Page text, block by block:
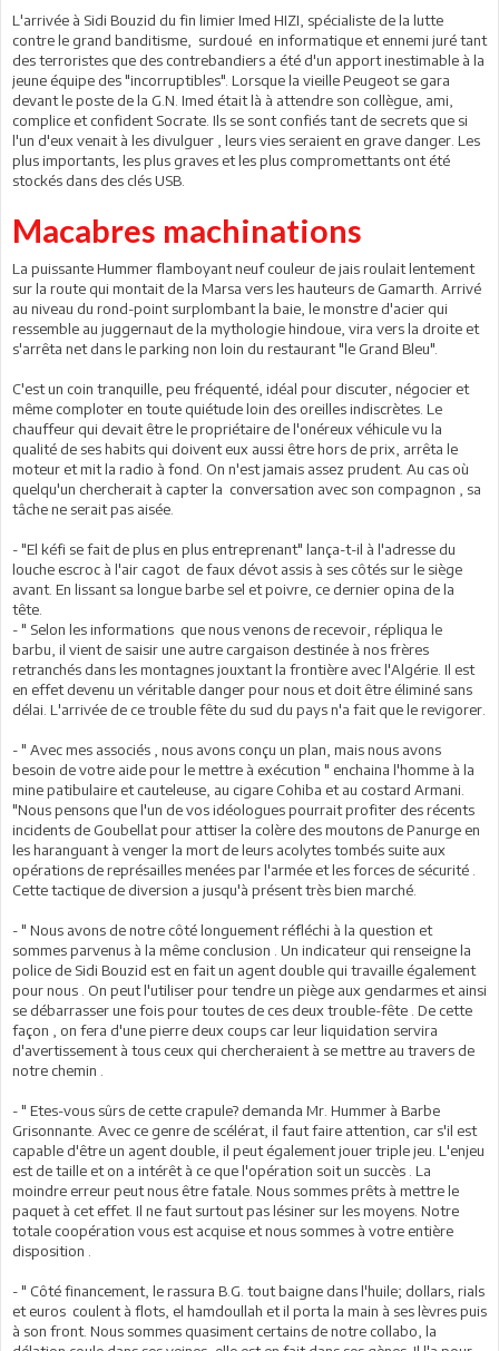
L'arrivée à Sidi Bouzid du fin limier Imed HIZI, spécialiste de la lutte
contre le grand banditisme, surdoué en informatique et ennemi juré tant
des terroristes que des contrebandiers a été d'un apport inestimable à la
jeune équipe des "incorruptibles". Lorsque la vieille Peugeot se gara
devant le poste de la G.N. Imed était là à attendre son collègue, ami,
complice et confident Socrate. Ils se sont confiés tant de secrets que si
l'un d'eux venait à les divulguer , leurs vies seraient en grave danger. Les
plus importants, les plus graves et les plus compromettants ont été
stockés dans des clés USB.
Macabres machinations
La puissante Hummer flamboyant neuf couleur de jais roulait lentement
sur la route qui montait de la Marsa vers les hauteurs de Gamarth. Arrivé
au niveau du rond-point surplombant la baie, le monstre d'acier qui
ressemble au juggernaut de la mythologie hindoue, vira vers la droite et
s'arrêta net dans le parking non loin du restaurant "le Grand Bleu".
C'est un coin tranquille, peu fréquenté, idéal pour discuter, négocier et
même comploter en toute quiétude loin des oreilles indiscrètes. Le
chauffeur qui devait être le propriétaire de l'onéreux véhicule vu la
qualité de ses habits qui doivent eux aussi être hors de prix, arrêta le
moteur et mit la radio à fond. On n'est jamais assez prudent. Au cas où
quelqu'un chercherait à capter la conversation avec son compagnon , sa
tâche ne serait pas aisée.
- "El kéfi se fait de plus en plus entreprenant" lança-t-il à l'adresse du
louche escroc à l'air cagot de faux dévot assis à ses côtés sur le siège
avant. En lissant sa longue barbe sel et poivre, ce dernier opina de la
tête.
- " Selon les informations que nous venons de recevoir, répliqua le
barbu, il vient de saisir une autre cargaison destinée à nos frères
retranchés dans les montagnes jouxtant la frontière avec l'Algérie. Il est
en effet devenu un véritable danger pour nous et doit être éliminé sans
délai. L'arrivée de ce trouble fête du sud du pays n'a fait que le revigorer.
- " Avec mes associés , nous avons conçu un plan, mais nous avons
besoin de votre aide pour le mettre à exécution " enchaina l'homme à la
mine patibulaire et cauteleuse, au cigare Cohiba et au costard Armani.
"Nous pensons que l'un de vos idéologues pourrait profiter des récents
incidents de Goubellat pour attiser la colère des moutons de Panurge en
les haranguant à venger la mort de leurs acolytes tombés suite aux
opérations de représailles menées par l'armée et les forces de sécurité .
Cette tactique de diversion a jusqu'à présent très bien marché.
- " Nous avons de notre côté longuement réfléchi à la question et
sommes parvenus à la même conclusion . Un indicateur qui renseigne la
police de Sidi Bouzid est en fait un agent double qui travaille également
pour nous . On peut l'utiliser pour tendre un piège aux gendarmes et ainsi
se débarrasser une fois pour toutes de ces deux trouble-fête . De cette
façon , on fera d'une pierre deux coups car leur liquidation servira
d'avertissement à tous ceux qui chercheraient à se mettre au travers de
notre chemin .
- " Etes-vous sûrs de cette crapule? demanda Mr. Hummer à Barbe
Grisonnante. Avec ce genre de scélérat, il faut faire attention, car s'il est
capable d'être un agent double, il peut également jouer triple jeu. L'enjeu
est de taille et on a intérêt à ce que l'opération soit un succès . La
moindre erreur peut nous être fatale. Nous sommes prêts à mettre le
paquet à cet effet. Il ne faut surtout pas lésiner sur les moyens. Notre
totale coopération vous est acquise et nous sommes à votre entière
disposition .
- " Côté financement, le rassura B.G. tout baigne dans l'huile; dollars, rials
et euros coulent à flots, el hamdoullah et il porta la main à ses lèvres puis
à son front. Nous sommes quasiment certains de notre collabo, la